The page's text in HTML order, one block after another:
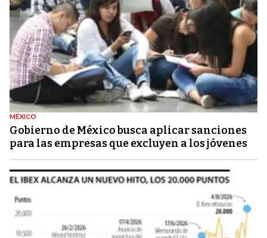
MÉXICO
Gobierno de México busca aplicar sanciones
para las empresas que excluyen a los jóvenes